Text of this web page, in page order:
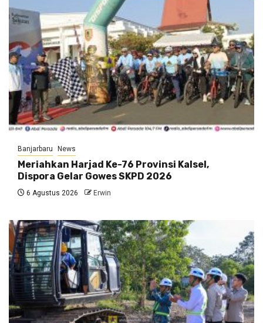
Banjarbaru News
Meriahkan Harjad Ke-76 Provinsi Kalsel,
Dispora Gelar Gowes SKPD 2026
6 Agustus 2026 Erwin